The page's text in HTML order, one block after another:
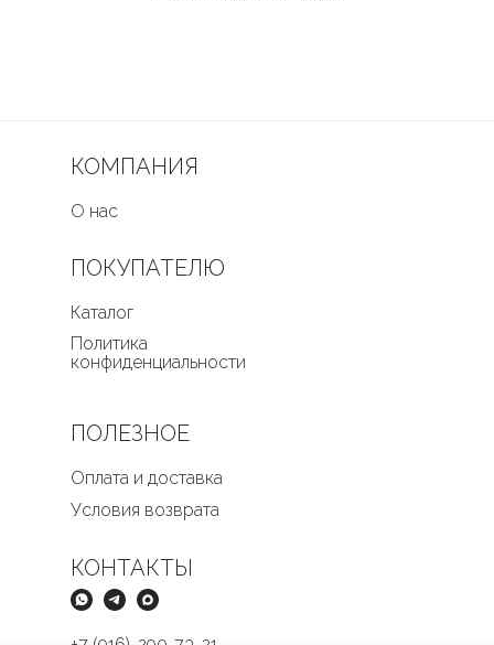
КОМПАНИЯ
О нас
ПОЛЕЗНОЕ
Оплата и доставка
Условия возврата
ПОКУПАТЕЛЮ
Каталог
Политика
конфиденциальности
КОНТАКТЫ